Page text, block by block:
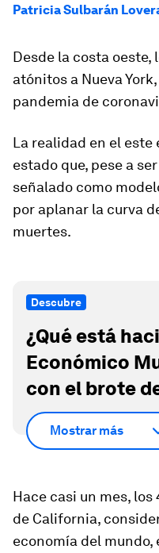
Patricia Sulbarán
Desde la costa
atónitos a Nueva
pandemia de
La realidad en el este
estado que, pese a
señalado como
por aplanar la curva
muertes.
Descubre
¿Qué está
Económico
con el brote
Mostrar más
Hace casi un mes, los
de California,
economía del